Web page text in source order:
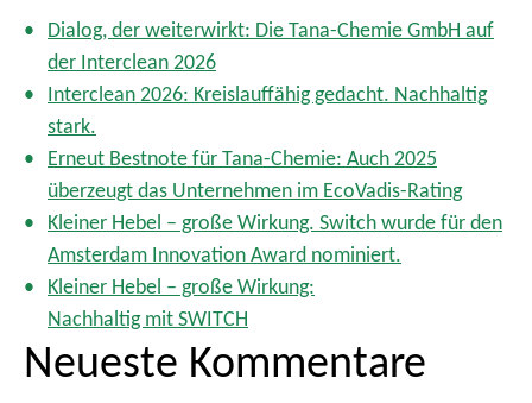
n
u
m
e
i
r
n
g
Dialog, der weiterwirkt: Die Tana-Chemie GmbH auf
der Interclean 2026
Interclean 2026: Kreislauffähig gedacht. Nachhaltig
stark.
Erneut Bestnote für Tana-Chemie: Auch 2025
überzeugt das Unternehmen im EcoVadis-Rating
Kleiner Hebel – große Wirkung. Switch wurde für den
Amsterdam Innovation Award nominiert.
Kleiner Hebel – große Wirkung:
Nachhaltig mit SWITCH
Neueste Kommentare